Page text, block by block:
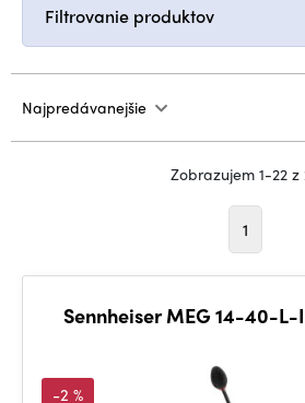
Filtrovanie produktov
Najpredávanejšie
Zobrazujem 1-22 z
1
Sennheiser MEG 14-40-L-
-2 %